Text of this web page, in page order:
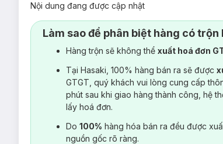
Nội dung đang được cập nhật
Làm sao để phân biệt hàng có trộn
Hàng trộn sẽ không thể xuất hoá đơn
Tại Hasaki, 100% hàng bán ra sẽ được
GTGT, quý khách vui lòng cung cấp
phút sau khi giao hàng thành công, hệ
lấy hoá đơn.
Do 100% hàng hóa bán ra đều được
nguồn gốc rõ ràng.